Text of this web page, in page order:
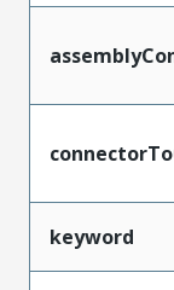
keyword